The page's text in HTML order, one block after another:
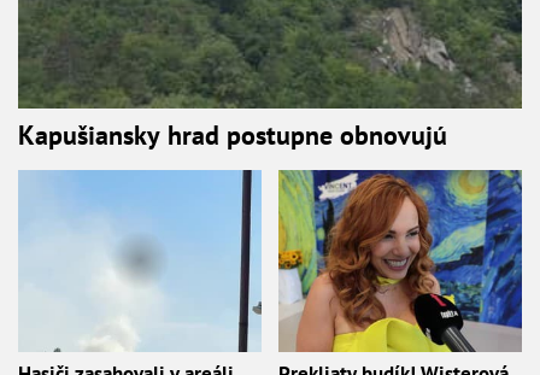
Kapušiansky hrad postupne obnovujú